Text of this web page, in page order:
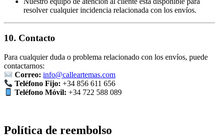
resolver cualquier incidencia relacionada con los envíos.
10. Contacto
Para cualquier duda o problema relacionado con los envíos, puede
contactarnos:
Correo: info@calleartemas.com
Teléfono Fijo: +34 856 611 656
Teléfono Móvil: +34 722 588 089
Política de reembolso